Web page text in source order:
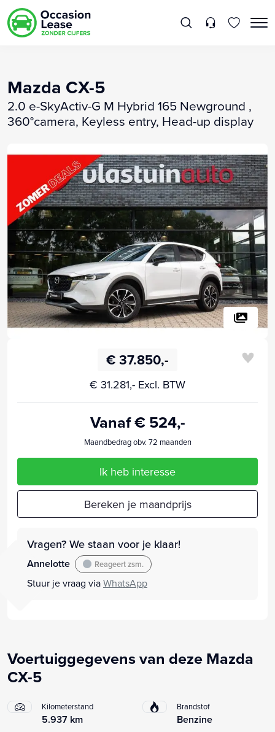
Mazda CX-5
2.0 e-SkyActiv-G M Hybrid 165 Newground ,
360°camera, Keyless entry, Head-up display
€ 37.850,-
€ 31.281,- Excl. BTW
Vanaf € 524,-
Maandbedrag obv. 72 maanden
Ik heb interesse
Bereken je maandprijs
Vragen? We staan voor je klaar!
Annelotte Reageert zsm.
Stuur je vraag viaWhatsApp
Voertuiggegevens van deze Mazda
CX-5
Kilometerstand
5.937 km
Brandstof
Benzine